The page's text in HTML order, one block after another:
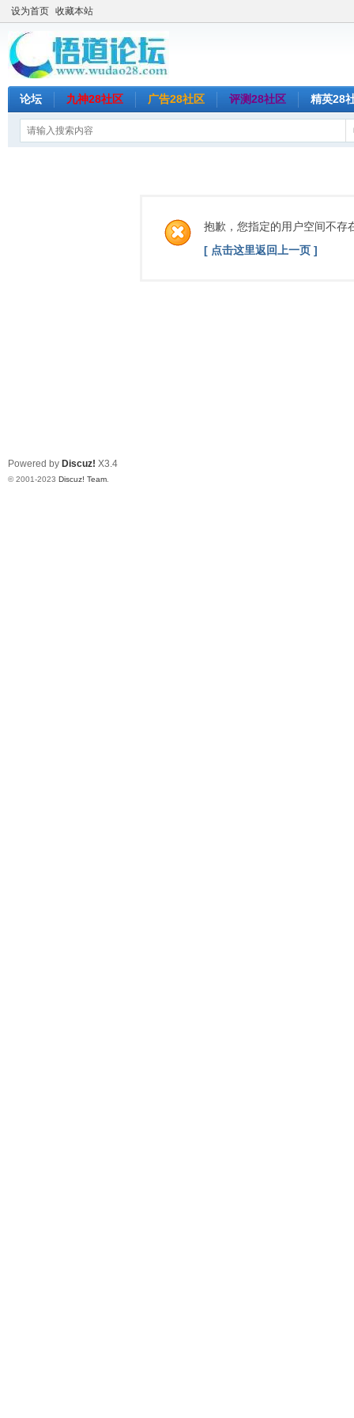
设为首页 收藏本站
论坛 九神28社区 广告28社区 评测28社区 精英28
抱歉，您指定的用户空间不存
[ 点击这里返回上一页 ]
Powered by Discuz! X3.4
© 2001-2023 Discuz! Team